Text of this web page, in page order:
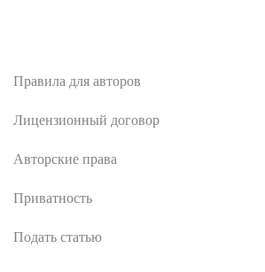
Правила для авторов
Лицензионный договор
Авторские права
Приватность
Подать статью